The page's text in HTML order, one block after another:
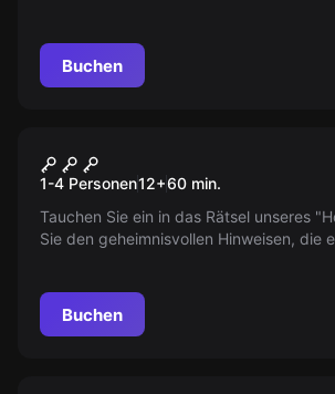
Buchen
Neu
Das Hotel
1-4 Personen12+60 min.
Tauchen Sie ein in das Rätsel unseres
Sie den geheimnisvollen Hinweisen, die
dieser spannenden Herausforderung zu
Buchen